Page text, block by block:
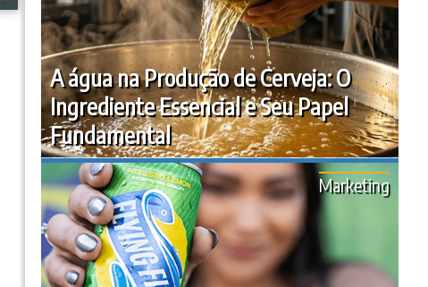
A água na Produção de Cerveja: O
Ingrediente Essencial e Seu Papel
Fundamental
Marketing